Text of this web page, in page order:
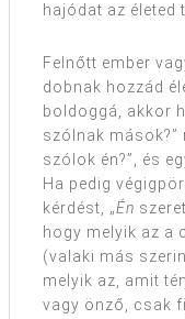
hajódat az életed
Felnőtt ember
dobnak hozzád
boldoggá, akkor
szólnak
szólok én?”, és
Ha pedig
kérdést, „Én
hogy melyik az a
(valaki más
melyik az, amit
vagy önző, csak